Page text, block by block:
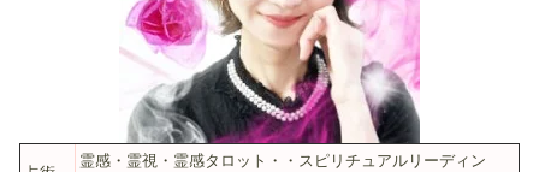
霊感・霊視・霊感タロット・・スピリチュアルリーディン